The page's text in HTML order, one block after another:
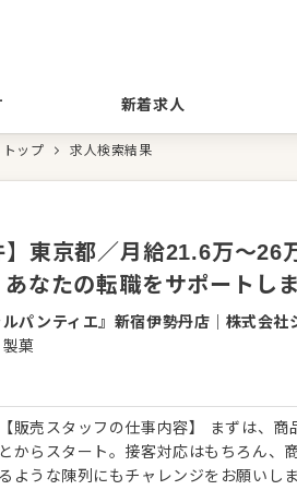
新着求人
ップ 求人検索結果
】東京都／月給21.6万～
なたの転職をサポートし
ルパンティエ』新宿伊勢丹店
株式会社
菓
【販売スタッフの仕事内容】 まずは、
とからスタート。接客対応はもちろん、
るような陳列にもチャレンジをお願いし